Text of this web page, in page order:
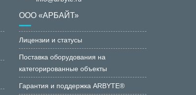
ООО «АРБАЙТ»
Лицензии и статусы
Поставка оборудования на
категорированные объекты
Гарантия и поддержка ARBYTE®